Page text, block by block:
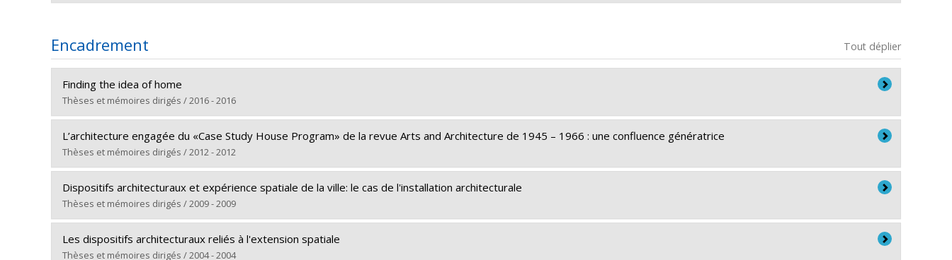
Responsable des admissions et du suivi des études au premier cycle
Encadrement Tout déplier
Finding the idea of home
Thèses et mémoires dirigés / 2016 - 2016
Diplômé(e) :Pirie, Shannon
Cycle : Doctorat
Diplôme obtenu :Ph. D.
Lien vers le document dans Papyrus
L’architecture engagée du «Case Study House Program» de la revue Arts and Architecture de 1945 – 1966 : une confluence génératrice
Thèses et mémoires dirigés / 2012 - 2012
Diplômé(e) :Carbone, Carlo
Cycle : Maîtrise
Diplôme obtenu :M. Sc. A.
Lien vers le document dans Papyrus
Dispositifs architecturaux et expérience spatiale de la ville: le cas de l'installation architecturale
Thèses et mémoires dirigés / 2009 - 2009
Diplômé(e) :Lévesque, Carole
Cycle : Doctorat
Les dispositifs architecturaux reliés à l'extension spatiale
Thèses et mémoires dirigés / 2004 - 2004